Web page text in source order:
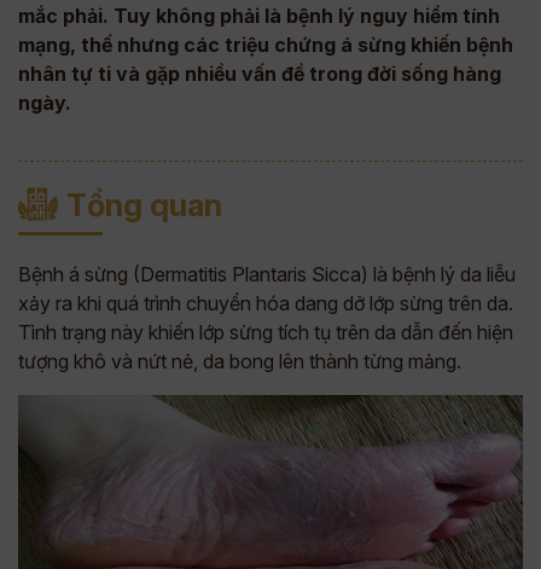
mắc phải. Tuy không phải là bệnh lý nguy hiểm tính
mạng, thế nhưng các triệu chứng á sừng khiến bệnh
nhân tự ti và gặp nhiều vấn đề trong đời sống hàng
ngày.
Tổng quan
Bệnh á sừng (Dermatitis Plantaris Sicca) là bệnh lý da liễu
xảy ra khi quá trình chuyển hóa dang dở lớp sừng trên da.
Tình trạng này khiến lớp sừng tích tụ trên da dẫn đến hiện
tượng khô và nứt nẻ, da bong lên thành từng mảng.